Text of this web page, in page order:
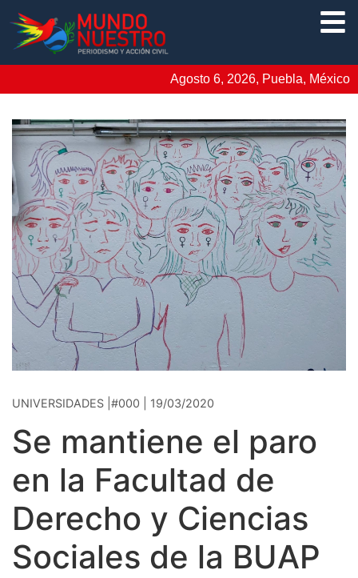
Agosto 6, 2026, Puebla, México
UNIVERSIDADES |#000 | 19/03/2020
Se mantiene el paro
en la Facultad de
Derecho y Ciencias
Sociales de la BUAP